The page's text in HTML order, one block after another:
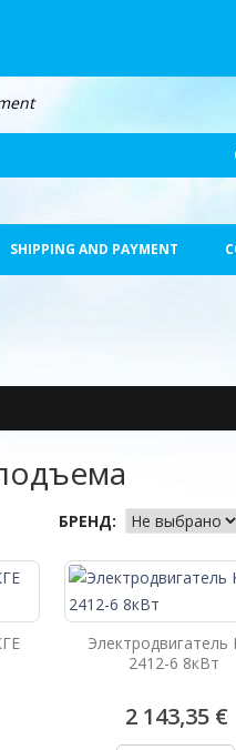
SHIPPING AND PAYMENT
БРЕНД:
Электродвигатель
2412-6 8кВт
2 143,35 €